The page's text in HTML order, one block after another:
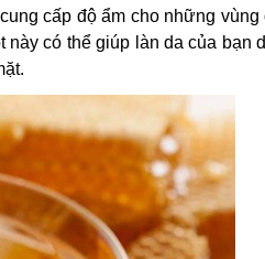
cấp độ ẩm cho những vùng
có thể giúp làn da của bạn